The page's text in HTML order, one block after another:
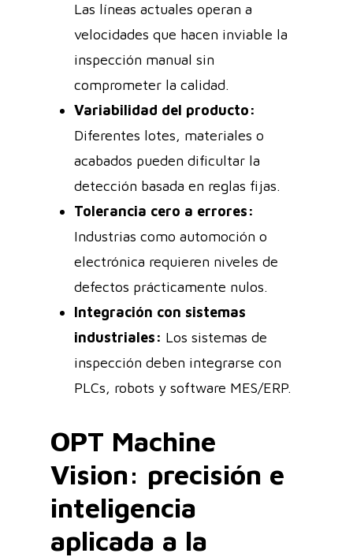
Las líneas actuales operan a
velocidades que hacen inviable la
inspección manual sin
comprometer la calidad.
Variabilidad del producto:
Diferentes lotes, materiales o
acabados pueden dificultar la
detección basada en reglas fijas.
Tolerancia cero a errores:
Industrias como automoción o
electrónica requieren niveles de
defectos prácticamente nulos.
Integración con sistemas
industriales: Los sistemas de
inspección deben integrarse con
PLCs, robots y software MES/ERP.
OPT Machine
Vision: precisión e
inteligencia
aplicada a la